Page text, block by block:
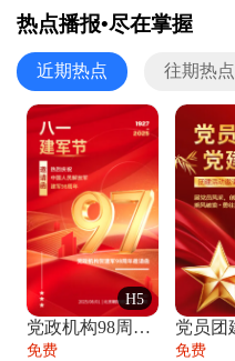
热点播报•尽在掌握
近期热点 往期热点
H5
党政机构98周年八一建军节庆祝晚会活动邀
免费 免费